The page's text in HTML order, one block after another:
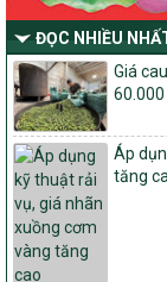
nước của Bộ
Quyết định số:
Quyết định ban
sản phẩm Mỗi xã
số: 19/2026/QĐ-
Quy định điều
và thu hồi quyết
đạt nông thôn mới
vụ xây dựng nông
Quyết định số
ĐỌC NHIỀU
Giá
Áp
tăng